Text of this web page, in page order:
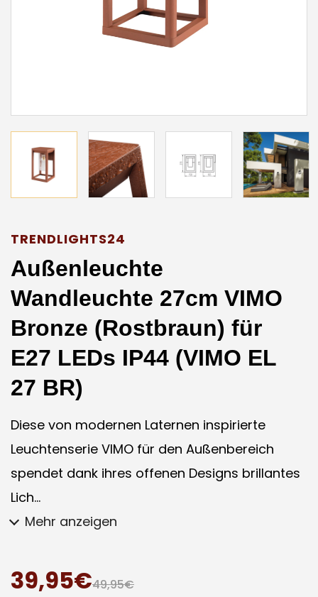
TRENDLIGHTS24
Außenleuchte
Wandleuchte 27cm VIMO
Bronze (Rostbraun) für
E27 LEDs IP44 (VIMO EL
27 BR)
Diese von modernen Laternen inspirierte
Leuchtenserie VIMO für den Außenbereich
spendet dank ihres offenen Designs brillantes
Lich...
Mehr anzeigen
39,95€49,95€